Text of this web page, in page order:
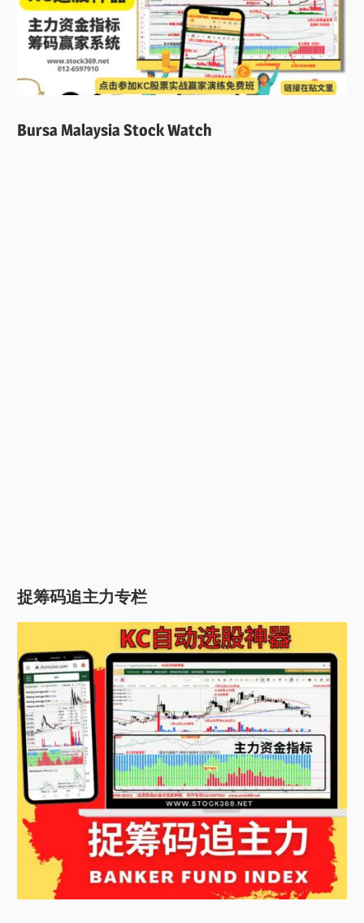
Bursa Malaysia Stock Watch
捉筹码追主力专栏